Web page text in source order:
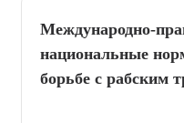
Международно-
национальные
борьбе с рабским